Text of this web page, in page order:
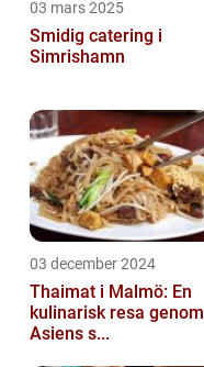
03 mars 2025
Smidig catering i
Simrishamn
03 december 2024
Thaimat i Malmö: En
kulinarisk resa genom
Asiens s...